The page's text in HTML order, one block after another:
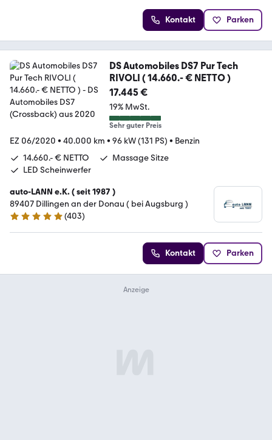
Kontakt Parken
DS Automobiles DS7 Pur Tech
RIVOLI ( 14.660.- € NETTO )
17.445 €
19% MwSt.
Sehr guter Preis
EZ 06/2020 • 40.000 km • 96 kW (131 PS) • Benzin
14.660.- € NETTO
Massage Sitze
LED Scheinwerfer
auto-LANN e.K. ( seit 1987 )
89407 Dillingen an der Donau ( bei Augsburg )
4.8 Sterne
(403)
Kontakt Parken